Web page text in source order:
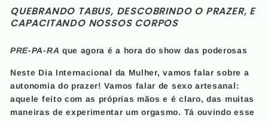
QUEBRANDO TABUS, DESCOBRINDO O PRAZER, E
CAPACITANDO NOSSOS CORPOS
PRE-PA-RA que agora é a hora do show das poderosas
Neste Dia Internacional da Mulher, vamos falar sobre a
autonomia do prazer! Vamos falar de sexo artesanal:
aquele feito com as próprias mãos e é claro, das muitas
maneiras de experimentar um orgasmo. Tá ouvindo esse